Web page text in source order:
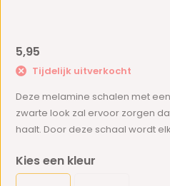
5,95
Tijdelijk uitverkocht
Deze melamine schalen met
zwarte look zal ervoor zorgen
haalt. Door deze schaal wordt
Kies een kleur